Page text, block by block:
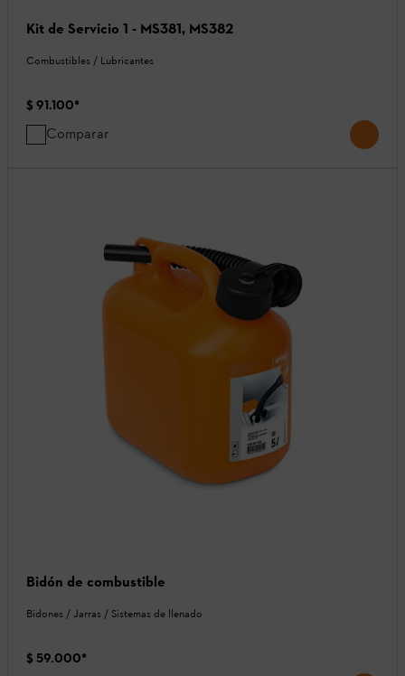
Kit de Servicio 1 - MS381, MS382
Combustibles / Lubricantes
$ 91.100*
Comparar
Bidón de combustible
Bidones / Jarras / Sistemas de llenado
$ 59.000*